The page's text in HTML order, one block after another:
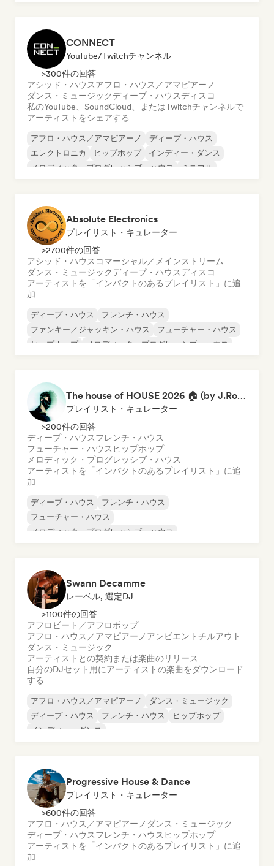
CONNECT
YouTube/Twitchチャンネル
>300件の回答
アシッド・ハウスアフロ・ハウス／アマピアーノ
ダンス・ミュージックディープ・ハウスディスコ
私のYouTube、SoundCloud、またはTwitchチャンネルで
アーティストをシェアする
アフロ・ハウス／アマピアーノ
ディープ・ハウス
エレクトロニカ
ヒップホップ
インディー・ダンス
メロディック・プログレッシブ・ハウス
ミニマル
Absolute Electronics
プレイリスト・キュレーター
>2700件の回答
アシッド・ハウス コマーシャル／メインストリーム
ダンス・ミュージックディープ・ハウスディスコ
アーティストを「インパクトのあるプレイリスト」に追
加
ディープ・ハウス
フレンチ・ハウス
ファンキー／ジャッキン・ハウス
フューチャー・ハウス
ヒップホップ
メロディック・プログレッシブ・ハウス
The house of HOUSE 2026 🏠 (by J.Rooms)
プレイリスト・キュレーター
>200件の回答
ディープ・ハウスフレンチ・ハウス
フューチャー・ハウス ヒップホップ
メロディック・プログレッシブ・ハウス
アーティストを「インパクトのあるプレイリスト」に追
加
ディープ・ハウス
フレンチ・ハウス
フューチャー・ハウス
メロディック・プログレッシブ・ハウス
Swann Decamme
レーベル, 選定DJ
>1100件の回答
アフロビート／アフロポップ
アフロ・ハウス／アマピアーノ アンビエント チルアウト
ダンス・ミュージック
アーティストとの契約または楽曲のリリース
自分のDJセット用にアーティストの楽曲をダウンロード
する
アフロ・ハウス／アマピアーノ
ダンス・ミュージック
ディープ・ハウス
フレンチ・ハウス
ヒップホップ
インディー・ダンス
Progressive House & Dance
プレイリスト・キュレーター
>600件の回答
アフロ・ハウス／アマピアーノ ダンス・ミュージック
ディープ・ハウスフレンチ・ハウス ヒップホップ
アーティストを「インパクトのあるプレイリスト」に追
加